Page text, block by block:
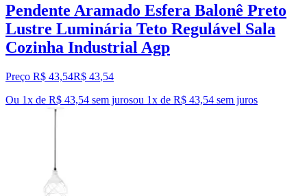
Pendente Aramado Esfera Balonê Preto
Lustre Luminária Teto Regulável Sala
Cozinha Industrial Agp
Preço R$ 43,54R$ 43,54
Ou 1x de R$ 43,54 sem jurosou 1x de R$ 43,54 sem juros